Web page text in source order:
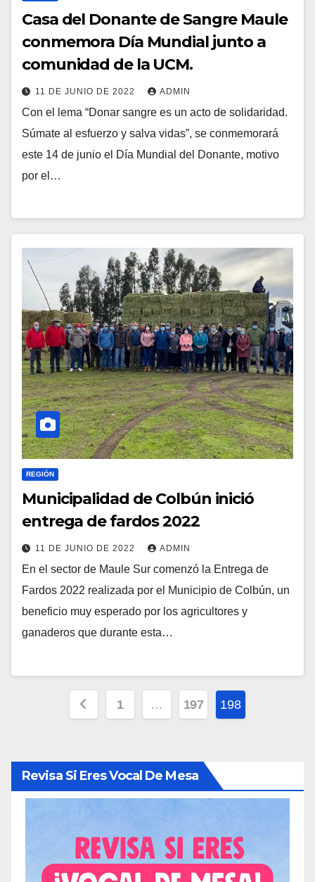
Casa del Donante de Sangre Maule
conmemora Día Mundial junto a
comunidad de la UCM.
11 DE JUNIO DE 2022 ADMIN
Con el lema “Donar sangre es un acto de solidaridad.
Súmate al esfuerzo y salva vidas”, se conmemorará
este 14 de junio el Día Mundial del Donante, motivo
por el…
REGIÓN
Municipalidad de Colbún inició
entrega de fardos 2022
11 DE JUNIO DE 2022 ADMIN
En el sector de Maule Sur comenzó la Entrega de
Fardos 2022 realizada por el Municipio de Colbún, un
beneficio muy esperado por los agricultores y
ganaderos que durante esta…
Paginación
entradas
1 … 197 198
Revisa Si Eres Vocal De Mesa